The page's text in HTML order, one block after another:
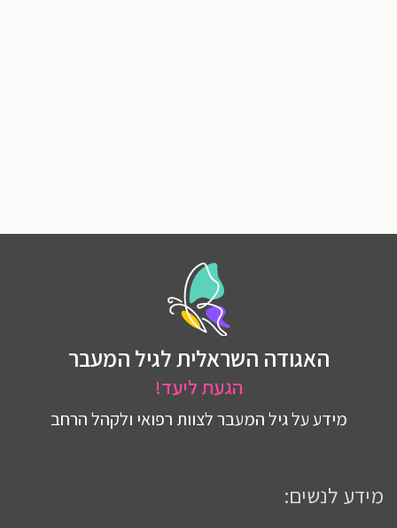
האגודה השראלית לגיל המעבר
הגעת ליעד!
מידע על גיל המעבר לצוות רפואי ולקהל הרחב
מידע לנשים: